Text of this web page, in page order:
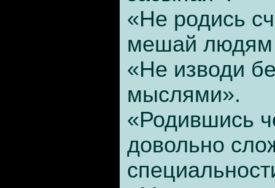
«Не родись
мешай людям
«Не изводи
мыслями».
«Родившись
довольно